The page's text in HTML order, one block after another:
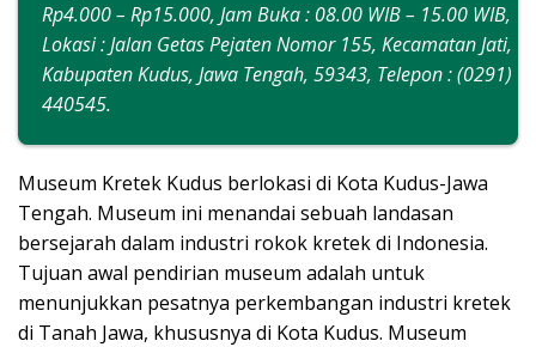
Rp4.000 – Rp15.000, Jam Buka : 08.00 WIB – 15.00 WIB,
Lokasi : Jalan Getas Pejaten Nomor 155, Kecamatan Jati,
Kabupaten Kudus, Jawa Tengah, 59343, Telepon : (0291)
440545.
Museum Kretek Kudus berlokasi di Kota Kudus-Jawa
Tengah. Museum ini menandai sebuah landasan
bersejarah dalam industri rokok kretek di Indonesia.
Tujuan awal pendirian museum adalah untuk
menunjukkan pesatnya perkembangan industri kretek
di Tanah Jawa, khususnya di Kota Kudus. Museum